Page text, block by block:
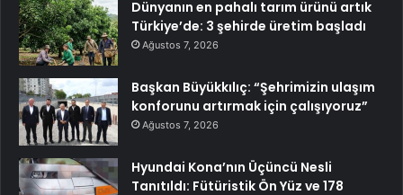
Dünyanın en pahalı tarım ürünü artık
Türkiye’de: 3 şehirde üretim başladı
Ağustos 7, 2026
Başkan Büyükkılıç: “Şehrimizin ulaşım
konforunu artırmak için çalışıyoruz”
Ağustos 7, 2026
Hyundai Kona’nın Üçüncü Nesli
Tanıtıldı: Fütüristik Ön Yüz ve 178